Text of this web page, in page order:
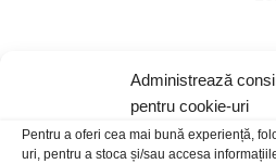
Administrează
pentru cookie-uri
Pentru a oferi cea mai bună experiență,
uri, pentru a stoca și/sau accesa
Stoc epuizat